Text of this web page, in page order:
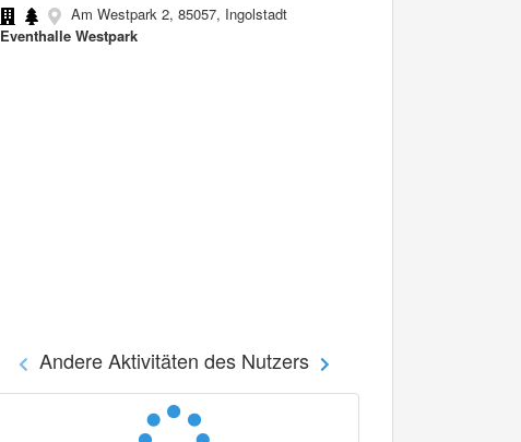
Am Westpark 2, 85057, Ingolstadt
Eventhalle Westpark
Andere Aktivitäten des Nutzers